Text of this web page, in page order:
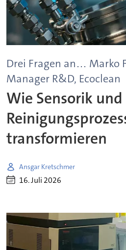
Drei Fragen an… Marko
Manager R&D, Ecoclean
Wie Sensorik und
transformieren
Ansgar Kretschmer
16. Juli 2026